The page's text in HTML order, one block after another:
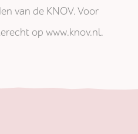
van de KNOV. Voor
op www.knov.nl.